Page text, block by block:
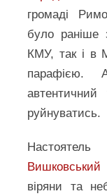
громаді
було раніше
КМУ, так і в
парафією.
автентичний
руйнуватись.
Вишковський
віряни та